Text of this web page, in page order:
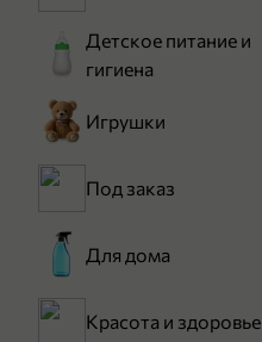
Детское питание и
гигиена
Игрушки
Под заказ
Для дома
Красота и здоровье